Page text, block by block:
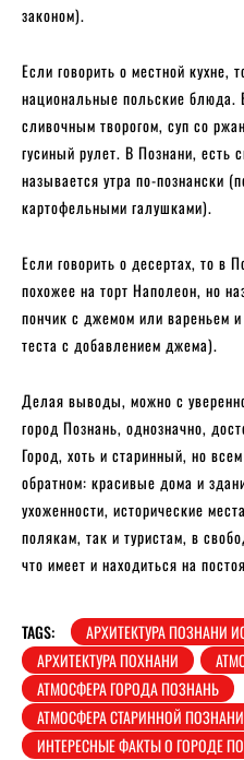
законом).
Если говорить о местной кухне,
национальные польские блюда.
сливочным творогом, суп со
гусиный рулет. В Познани, есть
называется утра по-познански
картофельными галушками).
Если говорить о десертах, то в
похожее на торт Наполеон, но
пончик с джемом или вареньем и
теста с добавлением джема).
Делая выводы, можно с
город Познань, однозначно,
Город, хоть и старинный, но
обратном: красивые дома и
ухоженности, исторические
полякам, так и туристам, в
что имеет и находиться на
TAGS:
АРХИТЕКТУРА ПОЗНАНИ
АРХИТЕКТУРА ПОХНАНИ
АТМОСФЕРА ГОРОДА ПОЗНАНЬ
АТМОСФЕРА СТАРИННОЙ ПОЗНАНИ
ИНТЕРЕСНЫЕ ФАКТЫ О ГОРОДЕ